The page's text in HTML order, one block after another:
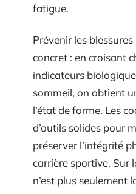
fatigue.
Prévenir les
concret : en croisant
indicateurs
sommeil, on obtient
l’état de forme. Les
d’outils solides pour
préserver l’intégrité
carrière sportive. Sur
n’est plus seulement